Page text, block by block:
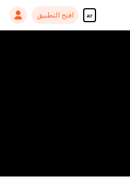
ar افتح التطبيق